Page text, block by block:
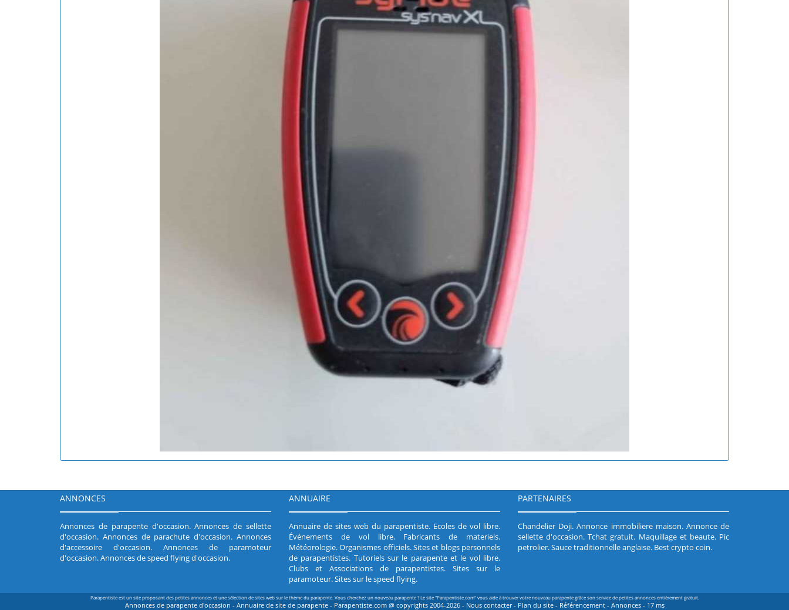
ANNONCES
Annonces de parapente d'occasion.Annonces de sellette
d'occasion. Annonces de parachute d'occasion.Annonces
d'accessoire d'occasion. Annonces de paramoteur
d'occasion.Annonces de speed flying d'occasion.
ANNUAIRE
Annuaire de sites web du parapentiste. Ecoles de vol libre.
Événements de vol libre. Fabricants de materiels.
Météorologie.Organismes officiels.Sites et blogs personnels
de parapentistes. Tutoriels sur le parapente et le vol libre.
Clubs et Associations de parapentistes. Sites sur le
paramoteur.Sites sur le speed flying.
PARTENAIRES
Chandelier Doji.Annonce immobiliere maison. Annonce de
sellette d'occasion.Tchat gratuit. Maquillage et beaute. Pic
petrolier.Sauce traditionnelle anglaise. Best crypto coin.
Parapentiste est un site proposant des petites annonces et une sélection de sites web sur le thème du parapente. Vous cherchez un nouveau parapente ? Le site "Parapentiste.com" vous aide à trouver votre nouveau parapente grâce son service de petites annonces entièrement gratuit.
Annonces de parapente d'occasion - Annuaire de site de parapente - Parapentiste.com @ copyrights 2004-2026 - Nous contacter- Plan du site- Référencement- Annonces- 17 ms